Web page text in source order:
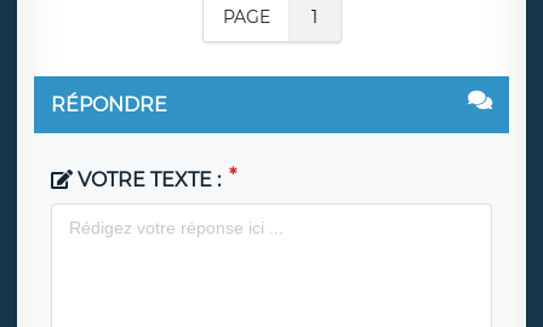
PAGE 1
RÉPONDRE
VOTRE TEXTE :